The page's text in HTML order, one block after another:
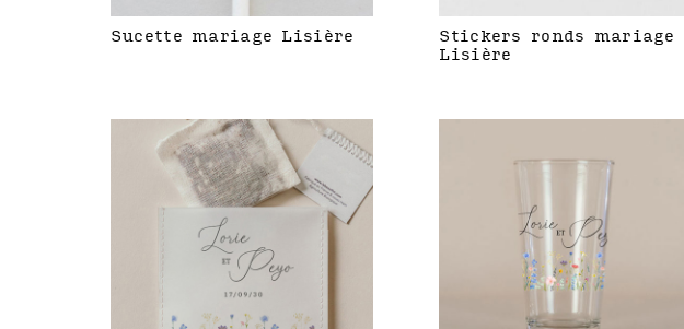
Sucette mariage Lisière
Stickers ronds mariage
Lisière